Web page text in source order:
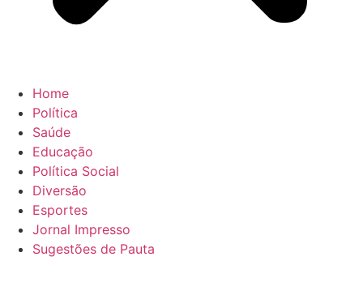
Home
Política
Saúde
Educação
Política Social
Diversão
Esportes
Jornal Impresso
Sugestões de Pauta